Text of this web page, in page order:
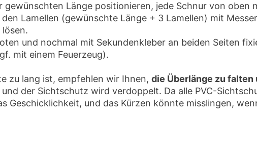
gewünschten Länge positionieren, jede Schnur von
Lamellen (gewünschte Länge + 3 Lamellen) mit
lösen.
und nochmal mit Sekundenkleber an beiden Seiten
mit einem Feuerzeug).
zu lang ist, empfehlen wir Ihnen, die Überlänge zu
der Sichtschutz wird verdoppelt. Da alle PVC-
Geschicklichkeit, und das Kürzen könnte misslingen,